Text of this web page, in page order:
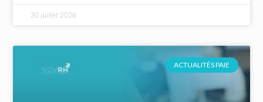
30 juillet 2026
ACTUALITÉS PAIE